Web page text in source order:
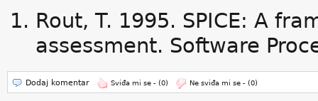
Rout, T. 1995. SPICE: A
assessment. Software
Dodaj komentar Sviđa mi se - (0) Ne sviđa mi se - (0)